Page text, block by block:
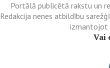
Portālā publicētā rakstu un
Redakcija nenes atbildību
izmantojot
Vai